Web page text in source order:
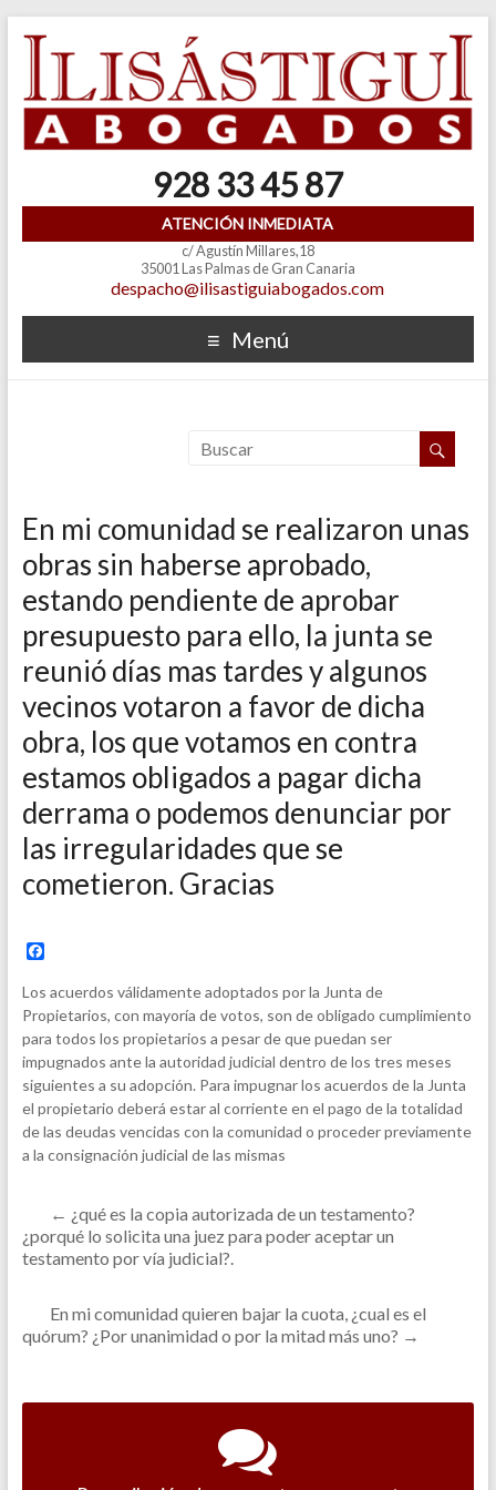
928 33 45 87
ATENCIÓN INMEDIATA
c/ Agustín Millares,18
35001 Las Palmas de Gran Canaria
despacho@ilisastiguiabogados.com
Menú
En mi comunidad se realizaron unas
obras sin haberse aprobado,
estando pendiente de aprobar
presupuesto para ello, la junta se
reunió días mas tardes y algunos
vecinos votaron a favor de dicha
obra, los que votamos en contra
estamos obligados a pagar dicha
derrama o podemos denunciar por
las irregularidades que se
cometieron. Gracias
F
c
e
b
o
o
k
Los acuerdos válidamente adoptados por la Junta de
Propietarios, con mayoría de votos, son de obligado cumplimiento
para todos los propietarios a pesar de que puedan ser
impugnados ante la autoridad judicial dentro de los tres meses
siguientes a su adopción. Para impugnar los acuerdos de la Junta
el propietario deberá estar al corriente en el pago de la totalidad
de las deudas vencidas con la comunidad o proceder previamente
a la consignación judicial de las mismas
← ¿qué es la copia autorizada de un testamento?
¿porqué lo solicita una juez para poder aceptar un
testamento por vía judicial?.
En mi comunidad quieren bajar la cuota, ¿cual es el
quórum? ¿Por unanimidad o por la mitad más uno? →